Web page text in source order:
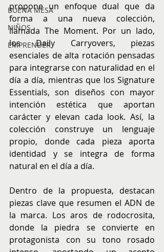
BUENA MESA
NIÑOS
EMPRENDER
propone un enfoque dual que da
forma a una nueva colección,
llamada The Moment. Por un lado,
los Daily Carryovers, piezas
esenciales de alta rotación pensadas
para integrarse con naturalidad en el
día a día, mientras que los Signature
Essentials, son diseños con mayor
intención estética que aportan
carácter y elevan cada look. Así, la
colección construye un lenguaje
propio, donde cada pieza aporta
identidad y se integra de forma
natural en el día a día.
Dentro de la propuesta, destacan
piezas clave que resumen el ADN de
la marca. Los aros de rodocrosita,
donde la piedra se convierte en
protagonista con su tono rosado